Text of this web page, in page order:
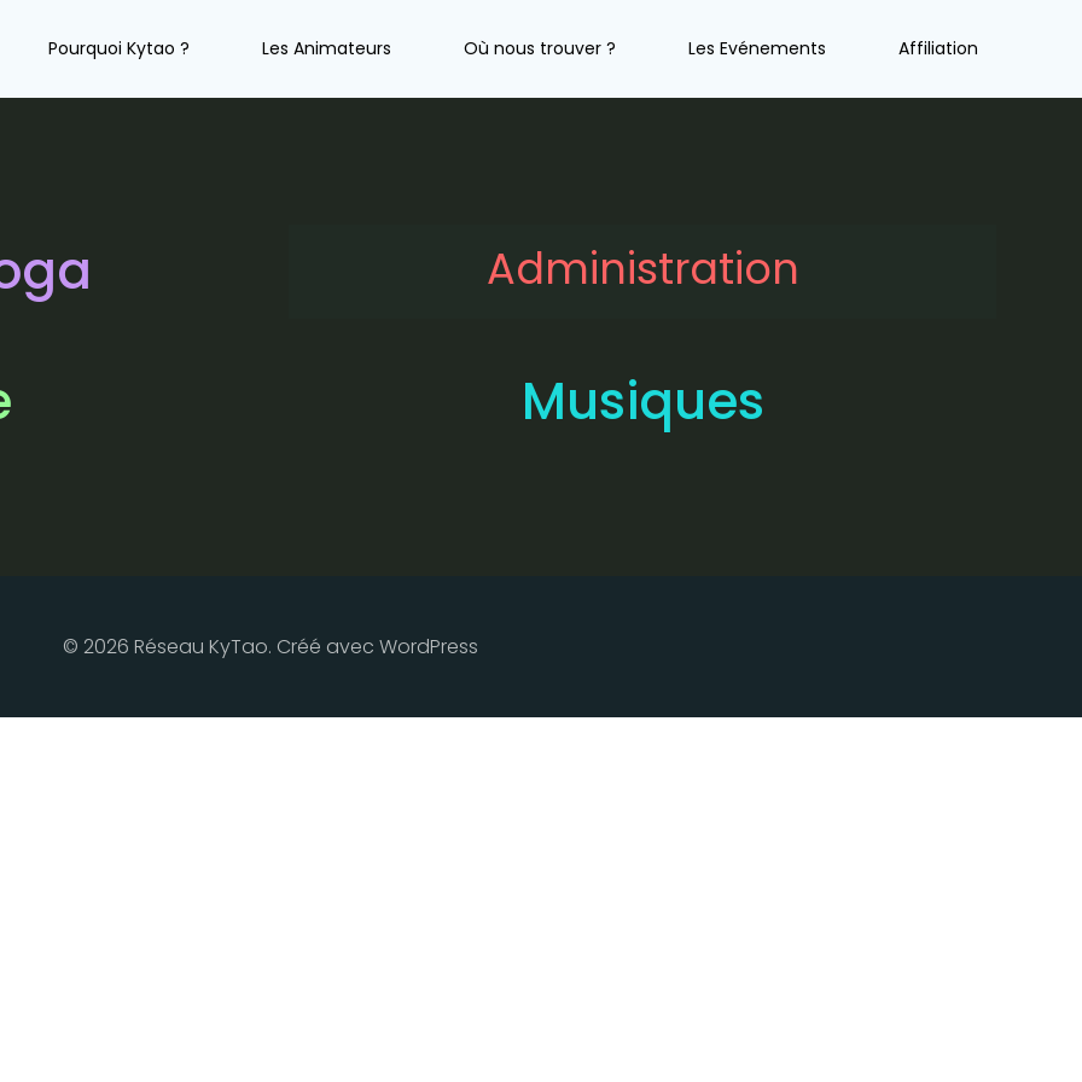
Pourquoi Kytao ? Les Animateurs Où nous trouver ? Les Evénements Affiliation
Administration
Musiques
© 2026 Réseau KyTao. Créé avec WordPress